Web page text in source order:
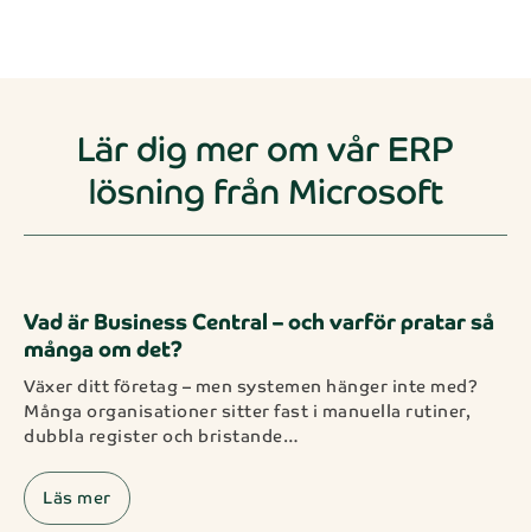
Lär dig mer om vår ERP
lösning från Microsoft
Vad är Business Central – och varför pratar så
många om det?
Växer ditt företag – men systemen hänger inte med?
Många organisationer sitter fast i manuella rutiner,
dubbla register och bristande…
Läs mer